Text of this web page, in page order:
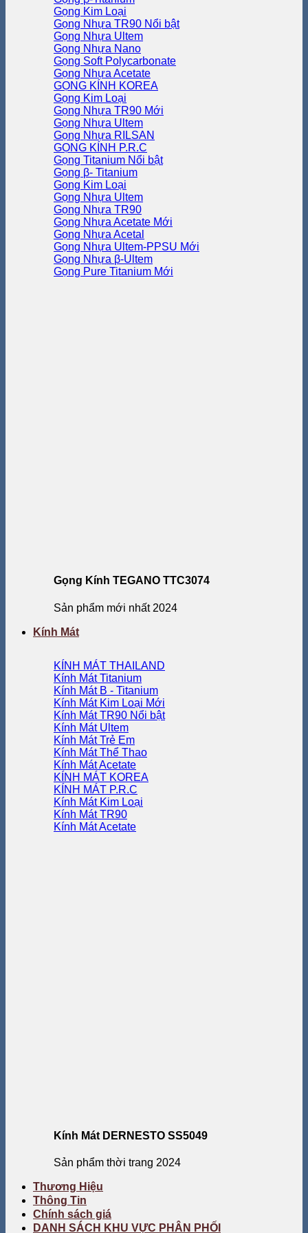
Gọng Kim Loại
Gọng Nhựa TR90
Gọng Nhựa Ultem
Gọng Nhựa Nano
Gọng Soft Polycarbonate
Gọng Nhựa Acetate
GỌNG KÍNH KOREA
Gọng Kim Loại
Gọng Nhựa TR90
Gọng Nhựa Ultem
Gọng Nhựa RILSAN
GỌNG KÍNH P.R.C
Gọng Titanium
Gọng β- Titanium
Gọng Kim Loại
Gọng Nhựa Ultem
Gọng Nhựa TR90
Gọng Nhựa Acetate
Gọng Nhựa Acetal
Gọng Nhựa Ultem-PPSU
Gọng Nhựa β-Ultem
Gọng Pure Titanium
Gọng Kính TEGANO TTC3074
Sản phẩm mới nhất 2024
Kính Mát
KÍNH MÁT THAILAND
Kính Mát Titanium
Kính Mát B - Titanium
Kính Mát Kim Loại
Kính Mát TR90
Kính Mát Ultem
Kính Mát Trẻ Em
Kính Mát Thể Thao
Kính Mát Acetate
KÍNH MÁT KOREA
KÍNH MÁT P.R.C
Kính Mát Kim Loại
Kính Mát TR90
Kính Mát Acetate
Kính Mát DERNESTO SS5049
Sản phẩm thời trang 2024
Thương Hiệu
Thông Tin
Chính sách giá
DANH SÁCH KHU VỰC PHÂN PHỐI